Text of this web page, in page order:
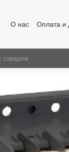
О нас Оплата и